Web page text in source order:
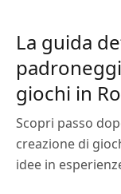
La guida
giochi in
Scopri passo
creazione di
idee in